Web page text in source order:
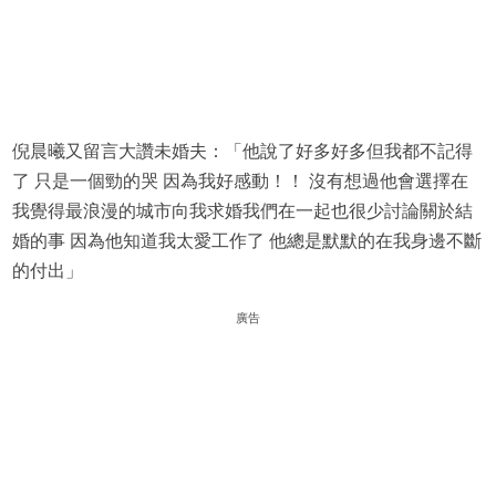
倪晨曦又留言大讚未婚夫：「他說了好多好多但我都不記得
了 只是一個勁的哭 因為我好感動！！ 沒有想過他會選擇在
我覺得最浪漫的城市向我求婚我們在一起也很少討論關於結
婚的事 因為他知道我太愛工作了 他總是默默的在我身邊不斷
的付出」
廣告